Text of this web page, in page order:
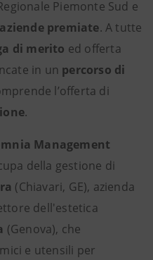
Piemonte Sud e
premiate. A tutte
di merito ed offerta
in un percorso di
l’offerta di
.
Management
della gestione di
(Chiavari, GE), azienda
dell'estetica
(Genova), che
e utensili per